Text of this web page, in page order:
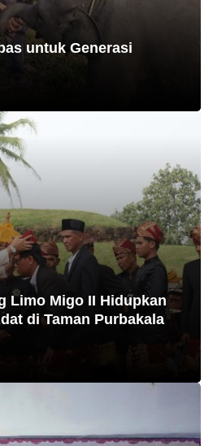
untuk Generasi
Limo Migo II Hidupkan
di Taman Purbakala